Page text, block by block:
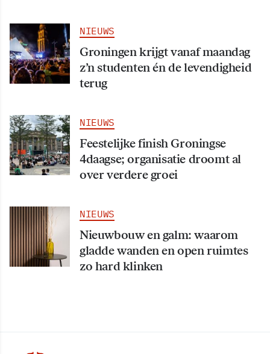
NIEUWS
Groningen krijgt vanaf maandag
z’n studenten én de levendigheid
terug
NIEUWS
Feestelijke finish Groningse
4daagse; organisatie droomt al
over verdere groei
NIEUWS
Nieuwbouw en galm: waarom
gladde wanden en open ruimtes
zo hard klinken